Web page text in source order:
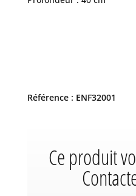
Référence : ENF32001
Ce produit